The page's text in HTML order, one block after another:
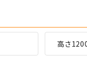
高さ